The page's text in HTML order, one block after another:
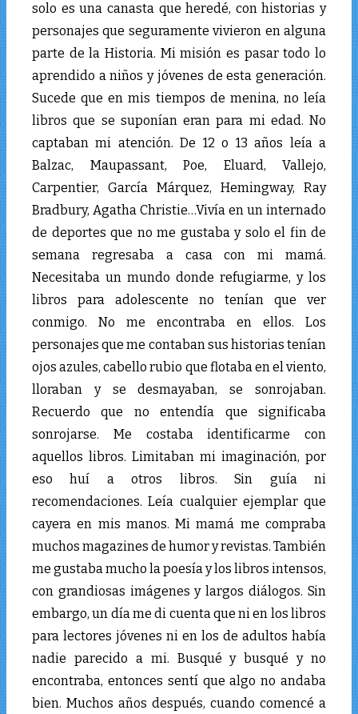
solo es una canasta que heredé, con historias y
personajes que seguramente vivieron en alguna
parte de la Historia. Mi misión es pasar todo lo
aprendido a niños y jóvenes de esta generación.
Sucede que en mis tiempos de menina, no leía
libros que se suponían eran para mi edad. No
captaban mi atención. De 12 o 13 años leía a
Balzac, Maupassant, Poe, Eluard, Vallejo,
Carpentier, García Márquez, Hemingway, Ray
Bradbury, Agatha Christie…Vivía en un internado
de deportes que no me gustaba y solo el fin de
semana regresaba a casa con mi mamá.
Necesitaba un mundo donde refugiarme, y los
libros para adolescente no tenían que ver
conmigo. No me encontraba en ellos. Los
personajes que me contaban sus historias tenían
ojos azules, cabello rubio que flotaba en el viento,
lloraban y se desmayaban, se sonrojaban.
Recuerdo que no entendía que significaba
sonrojarse. Me costaba identificarme con
aquellos libros. Limitaban mi imaginación, por
eso huí a otros libros. Sin guía ni
recomendaciones. Leía cualquier ejemplar que
cayera en mis manos. Mi mamá me compraba
muchos magazines de humor y revistas. También
me gustaba mucho la poesía y los libros intensos,
con grandiosas imágenes y largos diálogos. Sin
embargo, un día me di cuenta que ni en los libros
para lectores jóvenes ni en los de adultos había
nadie parecido a mi. Busqué y busqué y no
encontraba, entonces sentí que algo no andaba
bien. Muchos años después, cuando comencé a